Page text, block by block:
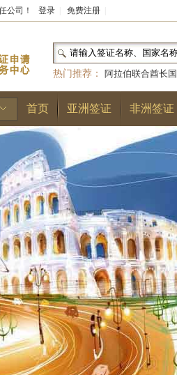
公司！ 登录 免费注册
热门推荐：
阿拉伯联合酋长国
和国|布基纳法索|巴勒斯坦
林王国|安道尔公国|
首页 亚洲签证 非洲签证